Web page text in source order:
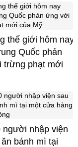
thế giới hôm nay
Quốc phản
trừng phạt mới
người nhập viện
bánh mì tại